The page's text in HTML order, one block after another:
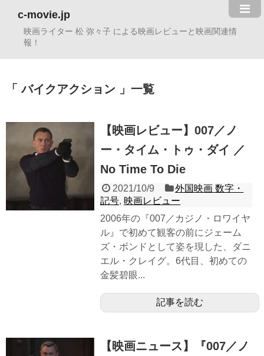
c-movie.jp
映画ライター 松 弥々子 による映画レビューと映画関連情
報！
バイクアクション 一覧
【映画レビュー】007／ノ
ー・タイム・トゥ・ダイ ／
No Time To Die
2021/10/9
外国映画 数字・
記号, 映画レビュー
2006年の『007／カジノ・ロワイヤ
ル』で初めて観客の前にジェーム
ズ・ボンドとして姿を現した、ダニ
エル・クレイグ。6代目、初めての
金髪碧眼...
記事を読む
【映画ニュース】『007／ノ